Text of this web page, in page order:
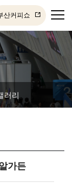
산커피쇼
러리
가든